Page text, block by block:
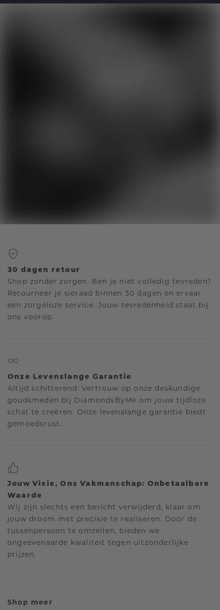
30 dagen retour
Shop zonder zorgen. Ben je niet volledig tevreden?
Retourneer je sieraad binnen 30 dagen en ervaar
een zorgeloze service. Jouw tevredenheid staat bij
ons voorop.
Onze Levenslange Garantie
Altijd schitterend: Vertrouw op onze deskundige
goudsmeden bij DiamondsByMe om jouw tijdloze
schat te creëren. Onze levenslange garantie biedt
gemoedsrust.
Jouw Visie, Ons Vakmanschap: Onbetaalbare
Waarde
Wij zijn slechts een bericht verwijderd, klaar om
jouw droom met precisie te realiseren. Door de
tussenpersoon te omzeilen, bieden we
ongeëvenaarde kwaliteit tegen uitzonderlijke
prijzen.
Shop meer